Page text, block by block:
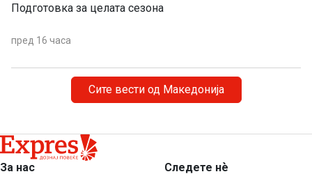
Подготовка за целата сезона
пред 16 часа
Сите вести од Македонија
За нас
Следете нѐ